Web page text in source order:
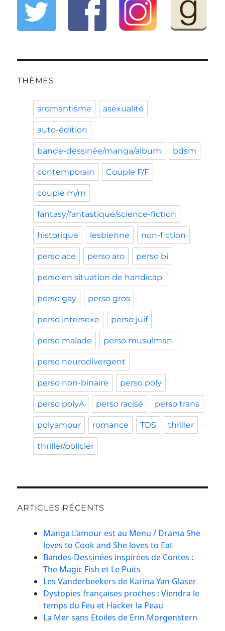
THÈMES
aromantisme asexualité
auto-édition
bande-dessinée/manga/album bdsm
contemporain Couple F/F
couple m/m
fantasy/fantastique/science-fiction
historique lesbienne non-fiction
perso ace perso aro perso bi
perso en situation de handicap
perso gay perso gros
perso intersexe perso juif
perso malade perso musulman
perso neurodivergent
perso non-binaire perso poly
perso polyA perso racisé perso trans
polyamour romance TDS thriller
thriller/policier
ARTICLES RÉCENTS
Manga L’amour est au Menu / Drama She
loves to Cook and She loves to Eat
Bandes-Dessinées inspirées de Contes :
The Magic Fish et Le Puits
Les Vanderbeekers de Karina Yan Glaser
Dystopies françaises proches : Viendra le
temps du Feu et Hacker la Peau
La Mer sans Etoiles de Erin Morgenstern